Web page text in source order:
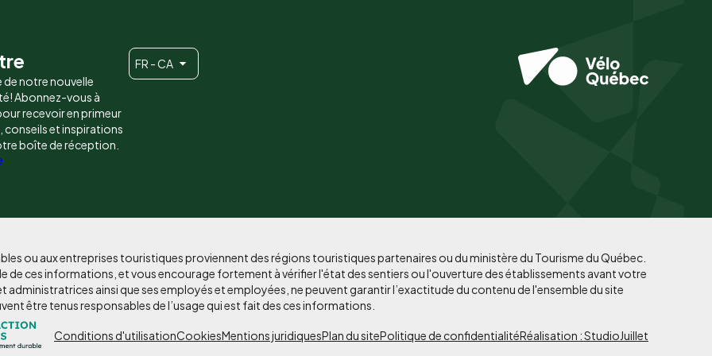
de notre nouvelle
Abonnez-vous à
recevoir en primeur
conseils et inspirations
boîte de réception.
FR - CA
ou aux entreprises touristiques proviennent des régions touristiques partenaires ou du ministère du Tourisme du Québec.
de ces informations, et vous encourage fortement à vérifier l'état des sentiers ou l'ouverture des établissements avant votre
administratrices ainsi que ses employés et employées, ne peuvent garantir l’exactitude du contenu de l'ensemble du site
être tenus responsables de l’usage qui est fait des ces informations.
Pied
Conditions d'utilisationCookiesMentions juridiquesPlan du sitePolitique de confidentialitéRéalisation : StudioJuillet